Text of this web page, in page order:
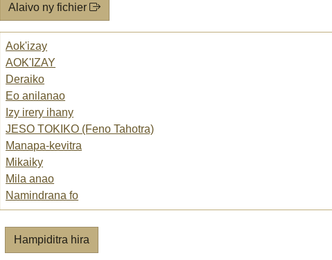
Alaivo ny fichier
Aok'izay
AOK'IZAY
Deraiko
Eo anilanao
Izy irery ihany
JESO TOKIKO (Feno Tahotra)
Manapa-kevitra
Mikaiky
Mila anao
Namindrana fo
Hampiditra hira